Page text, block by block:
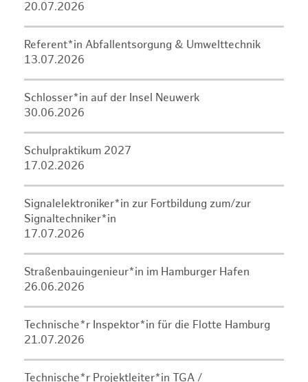
20.07.2026
Referent*in Abfallentsorgung & Umwelttechnik
13.07.2026
Schlosser*in auf der Insel Neuwerk
30.06.2026
Schulpraktikum 2027
17.02.2026
Signalelektroniker*in zur Fortbildung zum/zur
Signaltechniker*in
17.07.2026
Straßenbauingenieur*in im Hamburger Hafen
26.06.2026
Technische*r Inspektor*in für die Flotte Hamburg
21.07.2026
Technische*r Projektleiter*in TGA /